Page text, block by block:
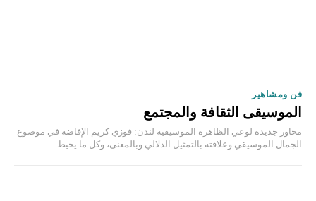
فن ومشاهير
الموسيقى الثقافة والمجتمع
محاور جديدة لوعي الظاهرة الموسيقية لندن: فوزي كريم الإفاضة في موضوع
الجمال الموسيقي وعلاقته بالتمثيل الدلالي وبالمعنى، وكل ما يحيط...